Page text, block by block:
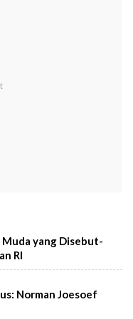
Muda yang Disebut-
RI
Norman Joesoef